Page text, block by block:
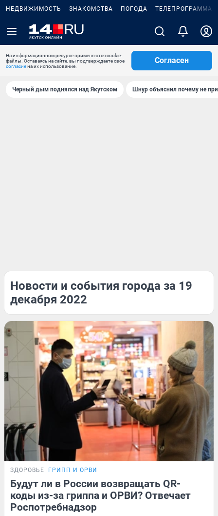
НЕДВИЖИМОСТЬ ЗНАКОМСТВА ПОГОДА ТЕЛЕПРОГРАММА
На информационном ресурсе применяются cookie-
файлы. Оставаясь на сайте, вы подтверждаете свое
согласиена их использование.
Согласен
Черный дым поднялся над Якутском Шнур объяснил почему не
Новости и события города за 19
декабря 2022
ЗДОРОВЬЕ ГРИПП И ОРВИ
Будут ли в России возвращать QR-
коды из-за гриппа и ОРВИ? Отвечает
Роспотребнадзор